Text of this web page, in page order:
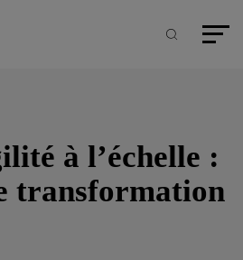
Recherche
Menu
à l’échelle :
transformation